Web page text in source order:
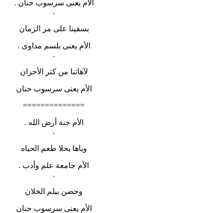
الأم يعنى سرسوب حنان .
.
يسقينا على مر الزمان
الأم يعنى بلسم مداوى .
.
لآهاتنا من كتر الأحزان
الأم يعنى سرسوب حنان
==============
الأم جنة أرض الله .
.
وياها يحلا طعم الحياه
الأم جامعة علم وأدب .
.
وحضن بيلم الخلان
الأم يعنى سرسوب حنان